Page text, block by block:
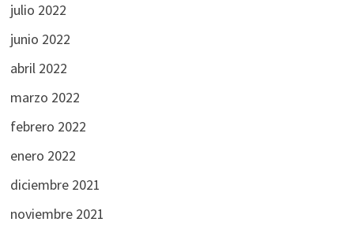
julio 2022
junio 2022
abril 2022
marzo 2022
febrero 2022
enero 2022
diciembre 2021
noviembre 2021